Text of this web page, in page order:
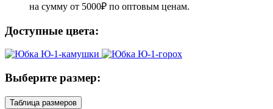
на сумму от 5000₽ по оптовым ценам.
Доступные цвета:
Выберите размер:
Таблица размеров